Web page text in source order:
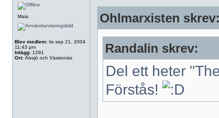
Maia
Blev medlem: tis sep 21, 2004
11:43 pm
Inlägg: 1291
Ort: Älvsjö och Västernäs
Ohlmarxisten
Randalin skrev:
Del ett heter
Förstås!